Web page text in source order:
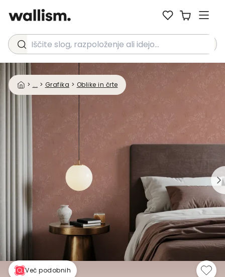
Iščite slog, razpoloženje ali idejo...
> ... > Grafika > Oblike in črte
Več podobnih